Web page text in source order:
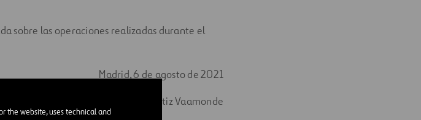
the website, uses technical and
sobre las operaciones realizadas durante el
Madrid, 6 de agosto de 2021
Santiago Ortiz Vaamonde